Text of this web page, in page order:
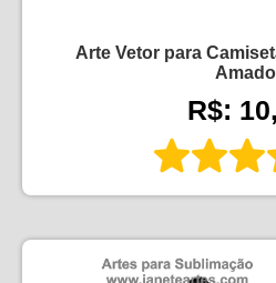
Arte Vetor para
R$: